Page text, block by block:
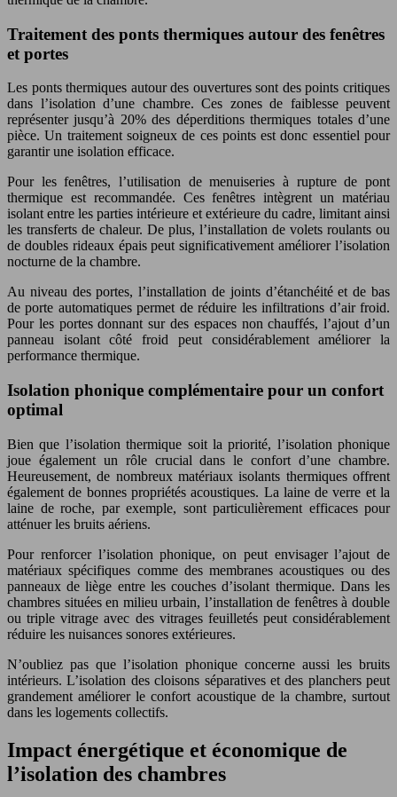
Traitement des ponts thermiques autour des fenêtres
et portes
Les ponts thermiques autour des ouvertures sont des points critiques
dans l’isolation d’une chambre. Ces zones de faiblesse peuvent
représenter jusqu’à 20% des déperditions thermiques totales d’une
pièce. Un traitement soigneux de ces points est donc essentiel pour
garantir une isolation efficace.
Pour les fenêtres, l’utilisation de menuiseries à rupture de pont
thermique est recommandée. Ces fenêtres intègrent un matériau
isolant entre les parties intérieure et extérieure du cadre, limitant ainsi
les transferts de chaleur. De plus, l’installation de volets roulants ou
de doubles rideaux épais peut significativement améliorer l’isolation
nocturne de la chambre.
Au niveau des portes, l’installation de joints d’étanchéité et de bas
de porte automatiques permet de réduire les infiltrations d’air froid.
Pour les portes donnant sur des espaces non chauffés, l’ajout d’un
panneau isolant côté froid peut considérablement améliorer la
performance thermique.
Isolation phonique complémentaire pour un confort
optimal
Bien que l’isolation thermique soit la priorité, l’isolation phonique
joue également un rôle crucial dans le confort d’une chambre.
Heureusement, de nombreux matériaux isolants thermiques offrent
également de bonnes propriétés acoustiques. La laine de verre et la
laine de roche, par exemple, sont particulièrement efficaces pour
atténuer les bruits aériens.
Pour renforcer l’isolation phonique, on peut envisager l’ajout de
matériaux spécifiques comme des membranes acoustiques ou des
panneaux de liège entre les couches d’isolant thermique. Dans les
chambres situées en milieu urbain, l’installation de fenêtres à double
ou triple vitrage avec des vitrages feuilletés peut considérablement
réduire les nuisances sonores extérieures.
N’oubliez pas que l’isolation phonique concerne aussi les bruits
intérieurs. L’isolation des cloisons séparatives et des planchers peut
grandement améliorer le confort acoustique de la chambre, surtout
dans les logements collectifs.
Impact énergétique et économique de
l’isolation des chambres